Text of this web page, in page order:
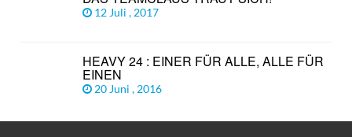
12 Juli , 2017
HEAVY 24 : EINER FÜR ALLE, ALLE FÜR
EINEN
20 Juni , 2016